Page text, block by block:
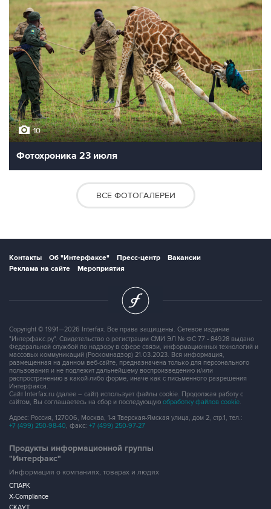
10
Фотохроника 23 июля
ВСЕ ФОТОГАЛЕРЕИ
Контакты Об "Интерфаксе" Пресс-центр
Вакансии
Реклама на сайте
Мероприятия
Copyright © 1991—2026 Interfax. Все права защищены. Сетевое издание
"Интерфакс.ру". Свидетельство о регистрации СМИ ЭЛ № ФС 77 - 84928 выдано
Федеральной службой по надзору в сфере связи, информационных технологий и
массовых коммуникаций (Роскомнадзор) 21.03.2023. Вся информация,
размещенная на данном веб-сайте, предназначена только для персонального
пользования и не подлежит дальнейшему воспроизведению и/или
распространению в какой-либо форме, иначе как с письменного разрешения
Интерфакса.
Сайт Interfax.ru (далее – сайт) использует файлы cookie. Продолжая работу с
сайтом, Вы соглашаетесь на сбор и последующую обработку файлов cookie.
Адрес: Россия, 127006, Москва, 1-я Тверская-Ямская улица, дом 2, стр.1, тел.:
+7 (499) 250-98-40, факс: +7 (499) 250-97-27
Продукты информационной группы
"Интерфакс"
Информация о компаниях, товарах и людях
СПАРК
X-Compliance